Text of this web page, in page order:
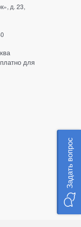
д. 23,
для
Задать вопрос